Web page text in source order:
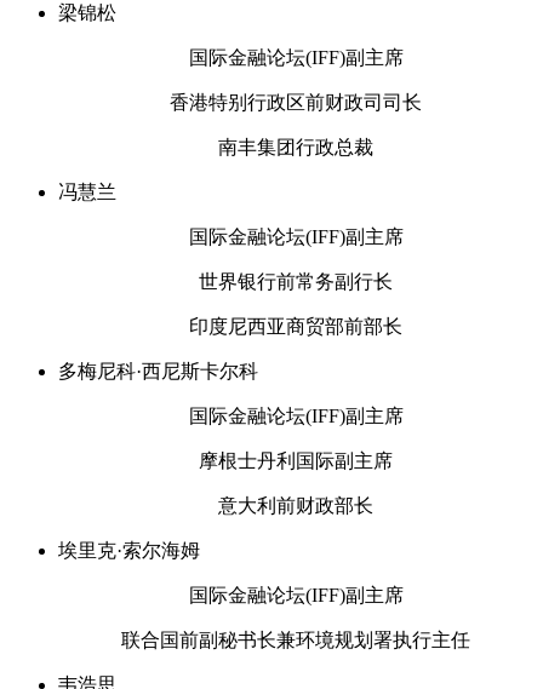
梁锦松
国际金融论坛(IFF)副主席
香港特别行政区前财政司司长
南丰集团行政总裁
冯慧兰
国际金融论坛(IFF)副主席
世界银行前常务副行长
印度尼西亚商贸部前部长
多梅尼科·西尼斯卡尔科
国际金融论坛(IFF)副主席
摩根士丹利国际副主席
意大利前财政部长
埃里克·索尔海姆
国际金融论坛(IFF)副主席
联合国前副秘书长兼环境规划署执行主任
韦浩思